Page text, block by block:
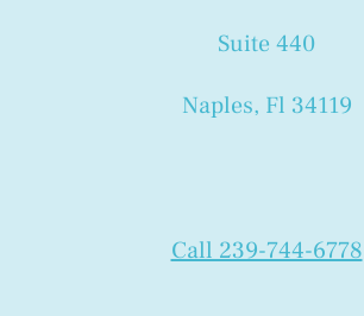
Suite 440
Naples, Fl 34119
Call 239-744-6778